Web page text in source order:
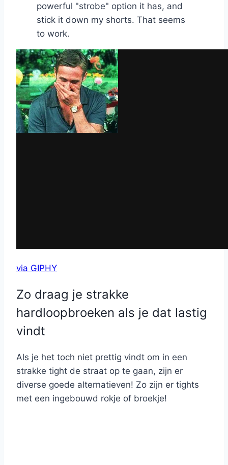
powerful "strobe" option it has, and
stick it down my shorts. That seems
to work.
via GIPHY
Zo draag je strakke
hardloopbroeken als je dat lastig
vindt
Als je het toch niet prettig vindt om in een
strakke tight de straat op te gaan, zijn er
diverse goede alternatieven! Zo zijn er tights
met een ingebouwd rokje of broekje!